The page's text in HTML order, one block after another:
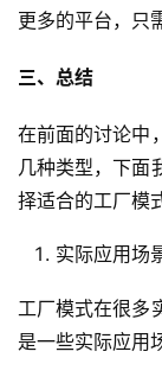
更多的平台，只
三、总结
在前面的讨论中
几种类型，下面
择适合的工厂模
实际应用场
工厂模式在很多
是一些实际应用